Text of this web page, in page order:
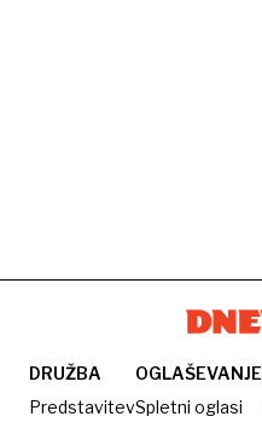
DRUŽBA
Predstavitev
OGLAŠEVANJE
Spletni oglasi